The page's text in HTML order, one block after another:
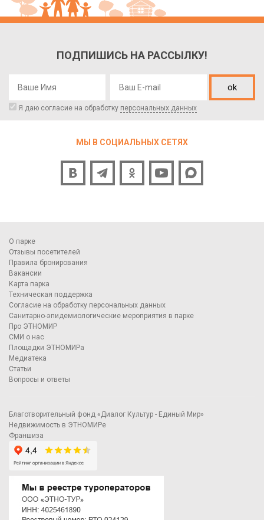
ПОДПИШИСЬ НА РАССЫЛКУ!
ok
Я даю согласие на обработку персональных данных
МЫ В СОЦИАЛЬНЫХ СЕТЯХ
О парке
Отзывы посетителей
Правила бронирования
Вакансии
Карта парка
Техническая поддержка
Согласие на обработку персональных данных
Санитарно-эпидемиологические мероприятия в парке
Про ЭТНОМИР
СМИ о нас
Площадки ЭТНОМИРа
Медиатека
Статьи
Вопросы и ответы
Благотворительный фонд «Диалог Культур - Единый Мир»
Недвижимость в ЭТНОМИРе
Франшиза